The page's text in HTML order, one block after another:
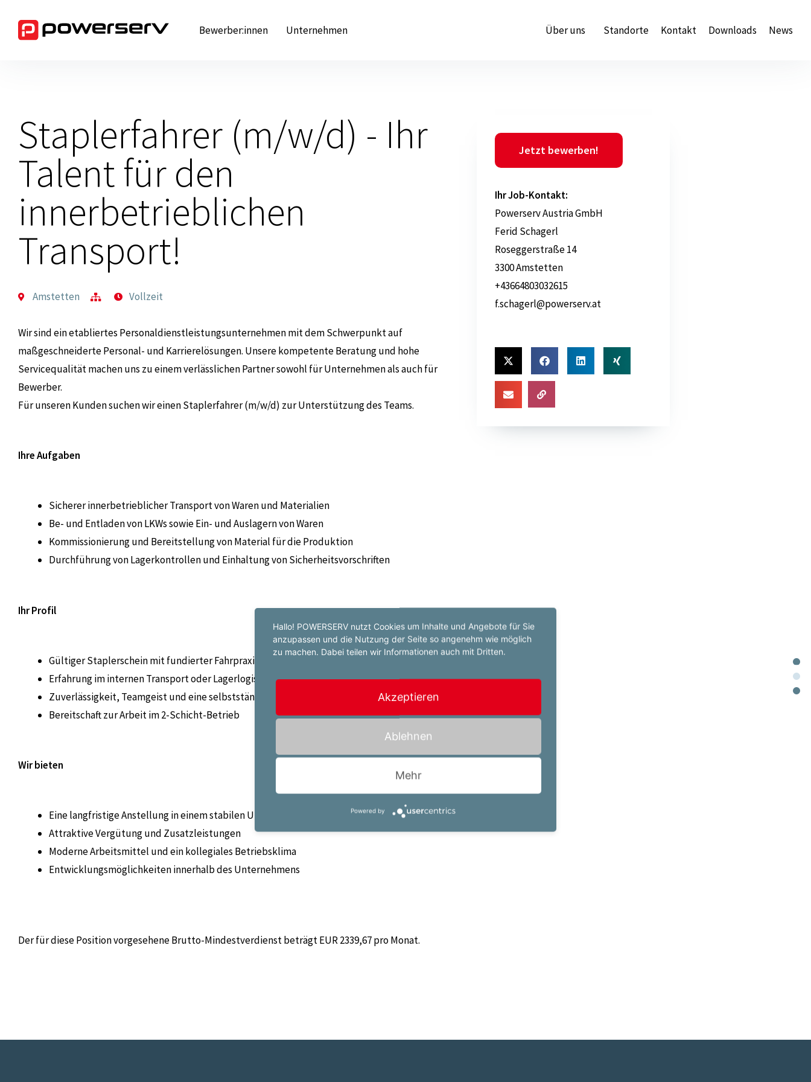
Inhalt
Bewerber:innen Unternehmen Über uns Standorte Kontakt Downloads News
Staplerfahrer (m/w/d) - Ihr
Talent für den
innerbetrieblichen
Transport!
Amstetten Vollzeit
Wir sind ein etabliertes Personaldienstleistungsunternehmen mit dem Schwerpunkt auf
maßgeschneiderte Personal- und Karrierelösungen. Unsere kompetente Beratung und hohe
Servicequalität machen uns zu einem verlässlichen Partner sowohl für Unternehmen als auch für
Bewerber.
Für unseren Kunden suchen wir einen Staplerfahrer (m/w/d) zur Unterstützung des Teams.
Ihre Aufgaben
Sicherer innerbetrieblicher Transport von Waren und Materialien
Be- und Entladen von LKWs sowie Ein- und Auslagern von Waren
Kommissionierung und Bereitstellung von Material für die Produktion
Durchführung von Lagerkontrollen und Einhaltung von Sicherheitsvorschriften
Ihr Profil
Gültiger Staplerschein mit fundierter Fahrpraxis
Erfahrung im internen Transport oder Lagerlogistik von Vorteil
Zuverlässigkeit, Teamgeist und eine selbstständige Arbeitsweise
Bereitschaft zur Arbeit im 2-Schicht-Betrieb
Wir bieten
Eine langfristige Anstellung in einem stabilen Unternehmen
Attraktive Vergütung und Zusatzleistungen
Moderne Arbeitsmittel und ein kollegiales Betriebsklima
Entwicklungsmöglichkeiten innerhalb des Unternehmens
Der für diese Position vorgesehene Brutto-Mindestverdienst beträgt EUR 2339,67 pro Monat.
Jetzt bewerben!
Ihr Job-Kontakt:
Powerserv Austria GmbH
Ferid Schagerl
Roseggerstraße 14
3300 Amstetten
+43664803032615
f.schagerl@powerserv.at
Hallo! POWERSERV nutzt Cookies um Inhalte und Angebote für Sie
anzupassen und die Nutzung der Seite so angenehm wie möglich
zu machen. Dabei teilen wir Informationen auch mit Dritten.
Akzeptieren
Ablehnen
Mehr
Powered by